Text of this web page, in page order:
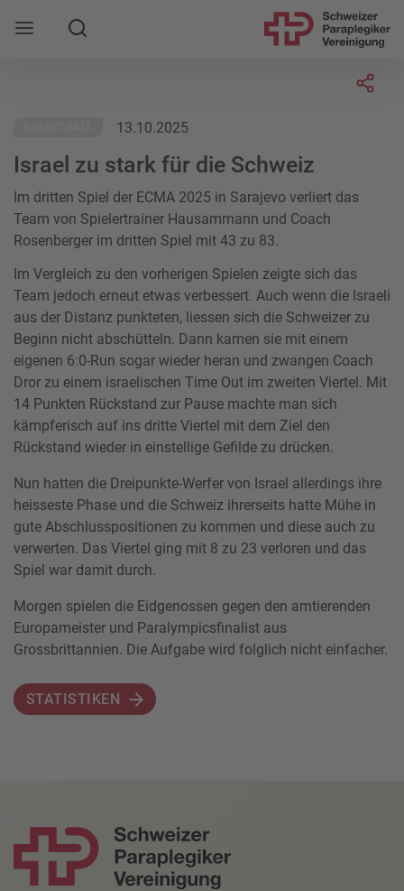
Mobile Navigation öffnen
Suche
13.10.2025
Israel zu stark für die Schweiz
Im dritten Spiel der ECMA 2025 in Sarajevo verliert das
Team von Spielertrainer Hausammann und Coach
Rosenberger im dritten Spiel mit 43 zu 83.
Im Vergleich zu den vorherigen Spielen zeigte sich das
Team jedoch erneut etwas verbessert. Auch wenn die Israeli
aus der Distanz punkteten, liessen sich die Schweizer zu
Beginn nicht abschütteln. Dann kamen sie mit einem
eigenen 6:0-Run sogar wieder heran und zwangen Coach
Dror zu einem israelischen Time Out im zweiten Viertel. Mit
14 Punkten Rückstand zur Pause machte man sich
kämpferisch auf ins dritte Viertel mit dem Ziel den
Rückstand wieder in einstellige Gefilde zu drücken.
Nun hatten die Dreipunkte-Werfer von Israel allerdings ihre
heisseste Phase und die Schweiz ihrerseits hatte Mühe in
gute Abschlusspositionen zu kommen und diese auch zu
verwerten. Das Viertel ging mit 8 zu 23 verloren und das
Spiel war damit durch.
Morgen spielen die Eidgenossen gegen den amtierenden
Europameister und Paralympicsfinalist aus
Grossbrittannien. Die Aufgabe wird folglich nicht einfacher.
STATISTIKEN